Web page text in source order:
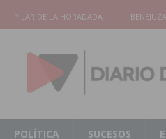
PILAR DE LA HORADADA
POLÍTICA SUCESOS